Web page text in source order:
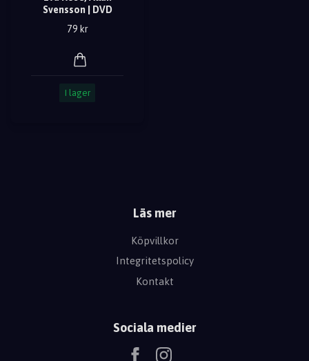
Svensson | DVD
79 kr
I lager
Läs mer
Köpvillkor
Integritetspolicy
Kontakt
Sociala medier